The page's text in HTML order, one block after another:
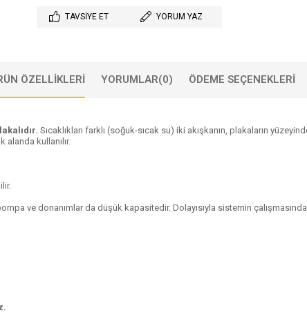
TAVSIYE ET YORUM YAZ
ÖZELLIKLERI YORUMLAR(0) ÖDEME SEÇENEKLERI
Sıcaklıkları farklı (soğuk-sıcak su) iki akışkanın, plakaların
alanda kullanılır.
ve donanımlar da düşük kapasitedir. Dolayısıyla sistemin